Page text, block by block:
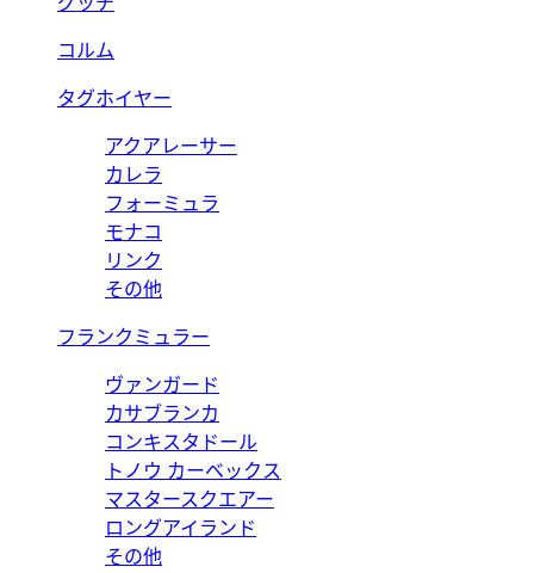
コルム
タグホイヤー
アクアレーサー
カレラ
フォーミュラ
モナコ
リンク
その他
フランクミュラー
ヴァンガード
カサブランカ
コンキスタドール
トノウ カーベックス
マスタースクエアー
ロングアイランド
その他